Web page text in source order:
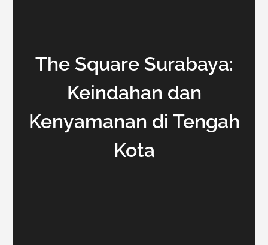
The Square Surabaya:
Keindahan dan
Kenyamanan di Tengah
Kota